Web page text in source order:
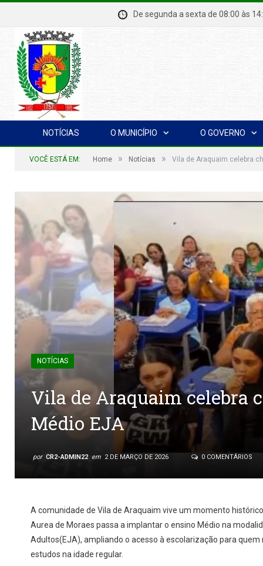
De segunda a sexta de 08:00
NOTÍCIAS O MUNICÍPIO O GOVERNO
VOCÊ ESTÁ EM: Home » Notícias » Vila de Araquaim celebra
NOTÍCIAS
Vila de Araquaim celebra
Médio EJA
por CR2-ADMIN22 em 2 DE MARÇO DE 2026 0 COMENTÁRIOS
A comunidade de Vila de Araquaim vive um momento
Aurea de Moraes passa a implantar o ensino Médio na
Adultos(EJA), ampliando o acesso à escolarização para
estudos na idade regular.